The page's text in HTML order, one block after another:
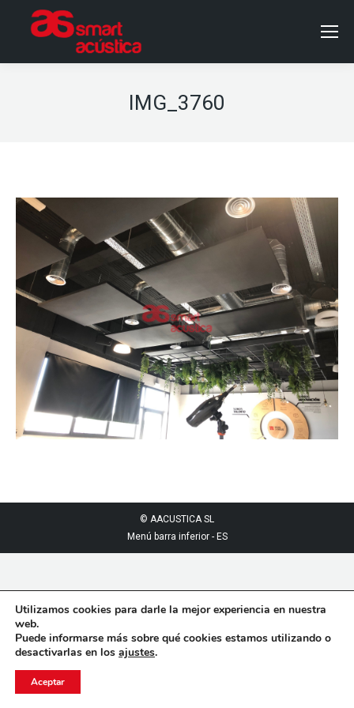
IMG_3760
© AACUSTICA SL
Menú barra inferior - ES
Utilizamos cookies para darle la mejor experiencia en nuestra
web.
Puede informarse más sobre qué cookies estamos utilizando o
desactivarlas en los ajustes.
Aceptar